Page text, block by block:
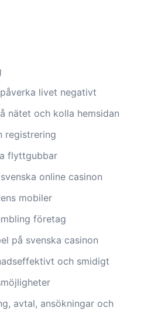
livet negativt
nätet och kolla hemsidan
registrering
flyttgubbar
online casinon
mobiler
företag
på svenska casinon
och smidigt
avtal, ansökningar och